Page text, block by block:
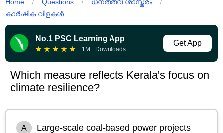
Home / Questions / ധനതത്വ ശാസ്ത്രം /
കാർഷിക വിളകൾ
No.1 PSC Learning App
★ ★ ★ ★ ★ 1M+ Downloads
Get App
Which measure reflects Kerala's focus on
climate resilience?
A Large-scale coal-based power projects